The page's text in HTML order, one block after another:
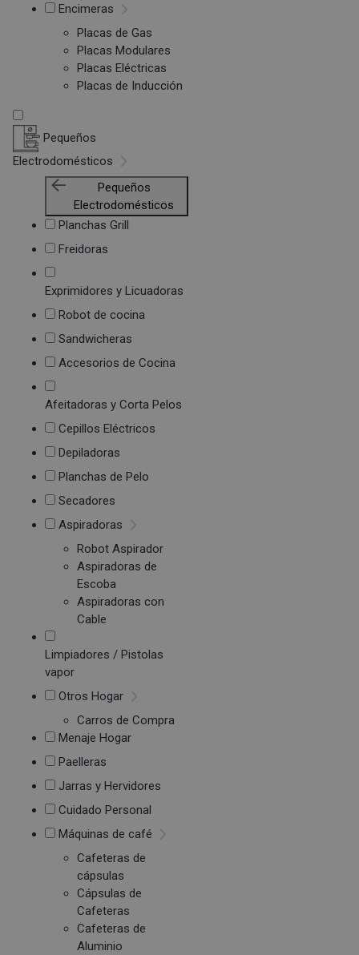
Encimeras
Placas de Gas
Placas Modulares
Placas Eléctricas
Placas de Inducción
Pequeños
Electrodomésticos
Pequeños
Electrodomésticos
Planchas Grill
Freidoras
Exprimidores y Licuadoras
Robot de cocina
Sandwicheras
Accesorios de Cocina
Afeitadoras y Corta Pelos
Cepillos Eléctricos
Depiladoras
Planchas de Pelo
Secadores
Aspiradoras
Robot Aspirador
Aspiradoras de
Escoba
Aspiradoras con
Cable
Limpiadores / Pistolas
vapor
Otros Hogar
Carros de Compra
Menaje Hogar
Paelleras
Jarras y Hervidores
Cuidado Personal
Máquinas de café
Cafeteras de
cápsulas
Cápsulas de
Cafeteras
Cafeteras de
Aluminio